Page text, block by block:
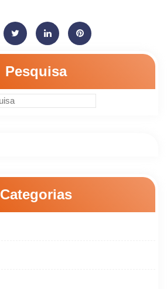
Pesquisa
Categorias